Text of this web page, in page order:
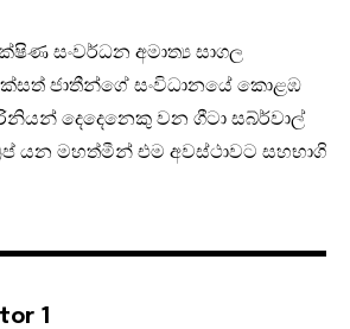
සංවර්ධන අමාත්‍ය සාගල
ජාතීන්ගේ සංවිධානයේ කොළඹ
දෙදෙනෙකු වන ගීටා සබ්ර්වාල්
යන මහත්මීන් එම අවස්ථාවට සහභාගි
1